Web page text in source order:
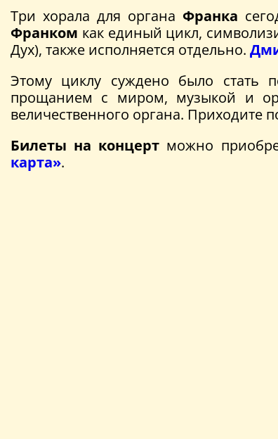
Три хорала для органа Франка
Франком как единый цикл,
Дух), также исполняется отдельно.
Этому циклу суждено было стать
прощанием с миром, музыкой и
величественного органа. Приходите
Билеты на концерт можно
карта».